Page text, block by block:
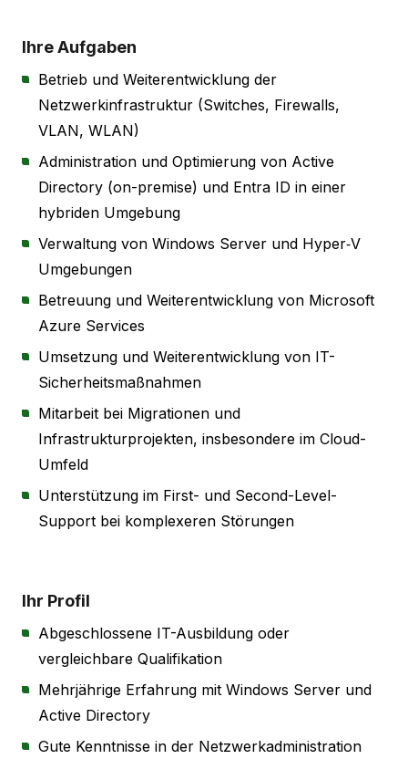
Ihre Aufgaben
Betrieb und Weiterentwicklung der
Netzwerkinfrastruktur (Switches, Firewalls,
VLAN, WLAN)
Administration und Optimierung von Active
Directory (on-premise) und Entra ID in einer
hybriden Umgebung
Verwaltung von Windows Server und Hyper‑V
Umgebungen
Betreuung und Weiterentwicklung von Microsoft
Azure Services
Umsetzung und Weiterentwicklung von IT-
Sicherheitsmaßnahmen
Mitarbeit bei Migrationen und
Infrastrukturprojekten, insbesondere im Cloud-
Umfeld
Unterstützung im First- und Second-Level-
Support bei komplexeren Störungen
Ihr Profil
Abgeschlossene IT-Ausbildung oder
vergleichbare Qualifikation
Mehrjährige Erfahrung mit Windows Server und
Active Directory
Gute Kenntnisse in der Netzwerkadministration